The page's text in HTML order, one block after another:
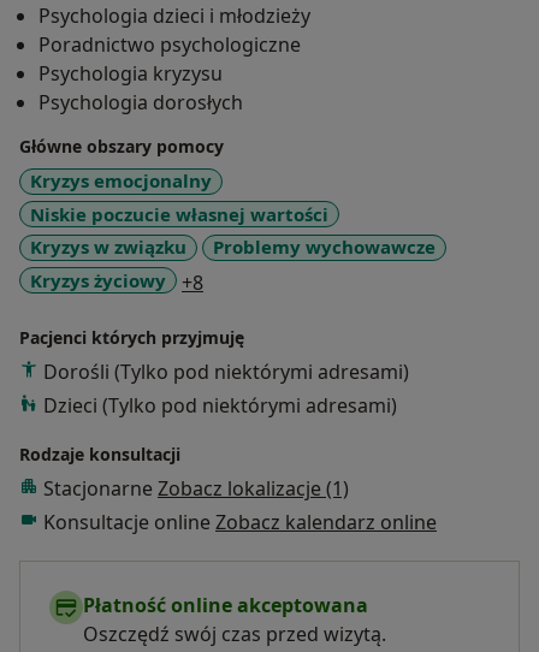
skonstruujesz plan działania do zmiany zgodny z
Twoim rytmem.
Ukończyłam Psychologię Kliniczną w Akademii
Ekonomiczno -Humanistycznej w Warszawie a
następnie kontynuowałam naukę na kursie
podyplomowym Uważność i Współczucie
(Podstawy, Badania, Psychoterapia) w SWPS.
Ukończyłam również kurs I i II stopnia Terapii
Skoncentrowanej na Rozwiązaniach oraz jestem
absolwentką Szkoły Coachów Meritum z
akredytacją ICF.
Pracuję ze spokojem i uważnością traktując
każdą osobę, która do mnie przychodzi z
o bezpieczną atmosferę, z uwagą słucham i
dzielę się informacją zwrotną.
Zapewniam pracę w tempie Klienta - ilość
spotkań dostosowanych do potrzeb . Sesja trwa
50 minut.
Psychologia dzieci i młodzieży
Poradnictwo psychologiczne
Psychologia kryzysu
Psychologia dorosłych
Główne obszary pomocy
Kryzys emocjonalny
Niskie poczucie własnej wartości
Kryzys w związku
Problemy wychowawcze
Kryzys życiowy
+8a11y_sr_more_diseases
Pacjenci których przyjmuję
Dorośli (Tylko pod niektórymi adresami)
Dzieci (Tylko pod niektórymi adresami)
Rodzaje konsultacji
Stacjonarne Zobacz lokalizacje (1)
Konsultacje online Zobacz kalendarz online
Płatność online akceptowana
Oszczędź swój czas przed wizytą.